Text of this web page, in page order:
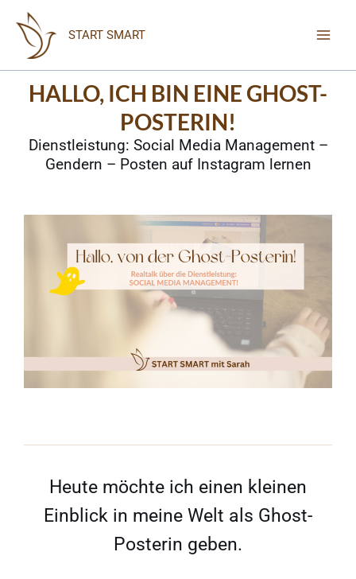
Inhalt
springen
START SMART
HALLO, ICH BIN EINE GHOST-
POSTERIN!
Dienstleistung: Social Media Management –
Gendern – Posten auf Instagram lernen
Heute möchte ich einen kleinen
Einblick in meine Welt als Ghost-
Posterin geben.